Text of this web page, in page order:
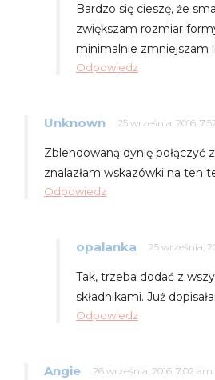
Bardzo się cieszę, że
zwiększam rozmiar
minimalnie zmniejszam
Odpowiedz
Unknown 25 września, 2016,
Zblendowaną dynię połączyć
znalazłam wskazówki na ten
Odpowiedz
opalanka 25 września,
Tak, trzeba dodać z
składnikami. Już
Odpowiedz
Angie 26 września, 2016, 7:02 am